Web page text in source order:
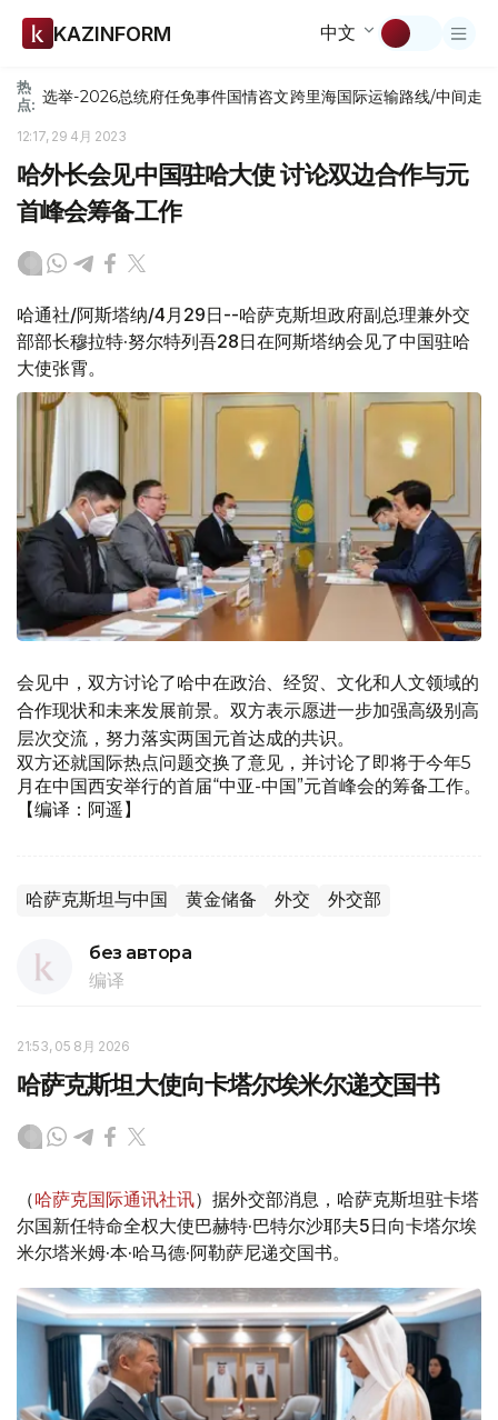
KAZINFORM 中文
热
点: 选举-2026总统府任免事件国情咨文跨里海国际运输路线/中间走廊
12:17, 29 4月 2023
哈外长会见中国驻哈大使 讨论双边合作与元
首峰会筹备工作
哈通社/阿斯塔纳/4月29日--哈萨克斯坦政府副总理兼外交
部部长穆拉特·努尔特列吾28日在阿斯塔纳会见了中国驻哈
大使张霄。
会见中，双方讨论了哈中在政治、经贸、文化和人文领域的
合作现状和未来发展前景。双方表示愿进一步加强高级别高
层次交流，努力落实两国元首达成的共识。
双方还就国际热点问题交换了意见，并讨论了即将于今年5
月在中国西安举行的首届“中亚-中国”元首峰会的筹备工作。
【编译：阿遥】
哈萨克斯坦与中国 黄金储备 外交 外交部
без автора
编译
21:53, 05 8月 2026
哈萨克斯坦大使向卡塔尔埃米尔递交国书
（哈萨克国际通讯社讯）据外交部消息，哈萨克斯坦驻卡塔
尔国新任特命全权大使巴赫特·巴特尔沙耶夫5日向卡塔尔埃
米尔塔米姆·本·哈马德·阿勒萨尼递交国书。